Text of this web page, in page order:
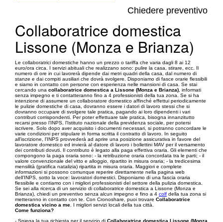
Chiedere preventivo
Collaboratrice domestica
Lissone (Monza e Brianza)
Le collaboratrici domestiche hanno un prezzo o tariffa che varia dagli 8 ai 12
euro/ora circa. I servizi abituali che realizzano sono: pulire la casa, stirare, ecc. Il
numero di ore in cui lavorerà dipende dai metri quadri della casa, dal numero di
stanze e dai compiti ausiliari che dovrà svolgere. Disponiamo di fasce orarie flessibili
e siamo in contatto con persone con esperienza nelle mansioni di casa. Se stai
cercando una collaboratrice domestica a Lissone (Monza e Brianza) , informati
senza impegno e ti contatteranno fino a 4 professionisti della tua zona. Se si ha
intenzione di assumere un collaboratore domestico affinché effettui periodicamente
le pulizie domestiche di casa, dovranno essere i datori di lavoro stessi che si
dovranno occupare di svolgere tale pratica, pagando ai loro dipendenti i vari
contributi corrispondenti. Per poter effettuare tale pratica, bisogna innanzitutto
recarsi presso l’INPS, l'Istituto nazionale della previdenza sociale, per potersi
iscrivere. Solo dopo aver acquisito i documenti necessari, si potranno concordare le
varie condizioni per stipulare in forma scritta il contratto di lavoro. In seguito
all'iscrizione, l'INPS provvederà ad aprire una posizione assicurativa in favore del
lavoratore domestico ed invierà al datore di lavoro i bollettini MAV per il versamento
dei contributi dovuti. Il contributo è legato alla paga effettiva oraria. Gli elementi che
compongono la paga oraria sono: - la retribuzione oraria concordata tra le parti; - il
valore convenzionale del vitto e alloggio, ripartito in misura oraria; - la tredicesima
mensilità (gratifica natalizia) ripartita in misura oraria. Maggiori e complete
informazioni si possono comunque reperire direttamente nella pagina web
dell’INPS, sotto la voce: lavoratori domestici. Disponiamo di una fascia oraria
flessibile e contiamo con i migliori professionisti del settore della pulizia domestica.
Se sei alla ricerca di un servizio di collaboratrice domestica a Lissone (Monza e
Brianza), chiedi un preventivo senza alcun impegno e fino a 4 colf della tua zona si
metteranno in contatto con te. Con Cronoshare, puoi trovare Collaboratrice
domestica vicino a me . I migliori servizi locali della tua città.
Come funziona?
- Spiega la tua richiesta per il servizio di Collaboratrice domestica Lissone (Monza